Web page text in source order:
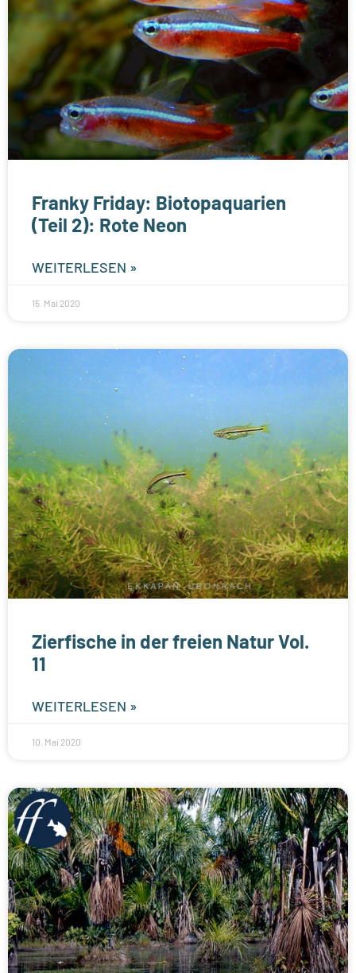
Franky Friday: Biotopaquarien
(Teil 2): Rote Neon
WEITERLESEN »
15. Mai 2020
Zierfische in der freien Natur Vol.
11
WEITERLESEN »
10. Mai 2020